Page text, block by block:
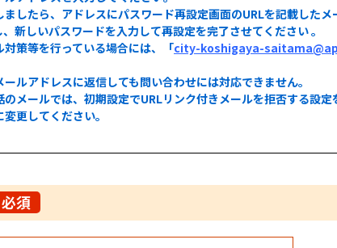
したら、アドレスにパスワード再設定画面のURLを記載したメ
新しいパスワードを入力して再設定を完了させてください 。
対策等を行っている場合には、「city-koshigaya-
ルアドレスに返信しても問い合わせには対応できません。
メールでは、初期設定でURLリンク付きメールを拒否する設
更してください。
必須